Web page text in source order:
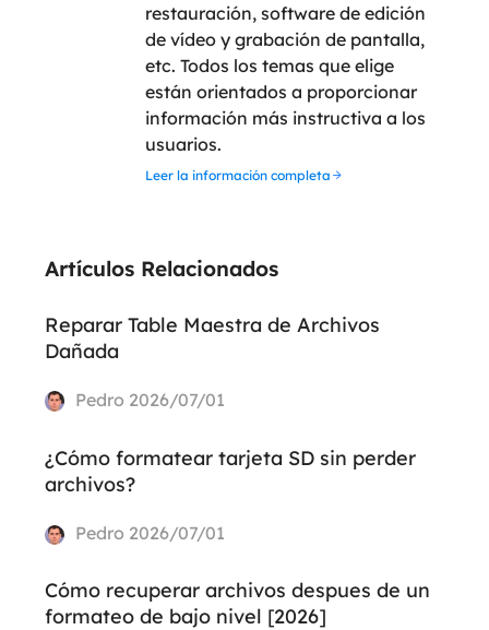
restauración, software de edición
de vídeo y grabación de pantalla,
etc. Todos los temas que elige
están orientados a proporcionar
información más instructiva a los
usuarios.
Leer la información completa
Artículos Relacionados
Reparar Table Maestra de Archivos
Dañada
Pedro 2026/07/01
¿Cómo formatear tarjeta SD sin perder
archivos?
Pedro 2026/07/01
Cómo recuperar archivos despues de un
formateo de bajo nivel [2026]